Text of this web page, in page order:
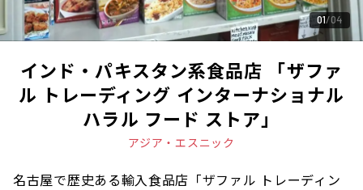
01 04
インド・パキスタン系食品店 「ザファ
ル トレーディング インターナショナル
ハラル フード ストア」
アジア・エスニック
名古屋で歴史ある輸入食品店「ザファル トレーディン